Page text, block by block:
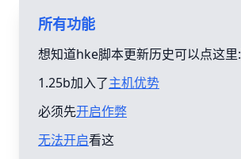
所有功能
想知道hke脚本更新历史可以点这里:
1.25b加入了主机优势
必须先开启作弊
无法开启看这